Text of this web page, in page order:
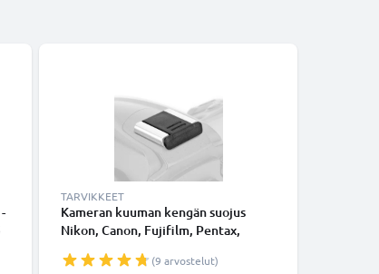
TARVIKKEET
Kameran kuuman kengän suojus
Nikon, Canon, Fujifilm, Pentax,
CELLONIC
(9 arvostelut)